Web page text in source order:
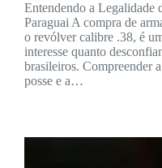
Entendendo a Legalidade
Paraguai A compra de
o revólver calibre .38, é
interesse quanto
brasileiros. Compreender
posse e a…